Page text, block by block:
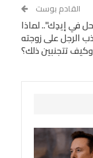
VK
Viber
القادم بوست
في إيدِك".. لماذا
الرجل على زوجته
وكيف تتجنبين ذلك؟